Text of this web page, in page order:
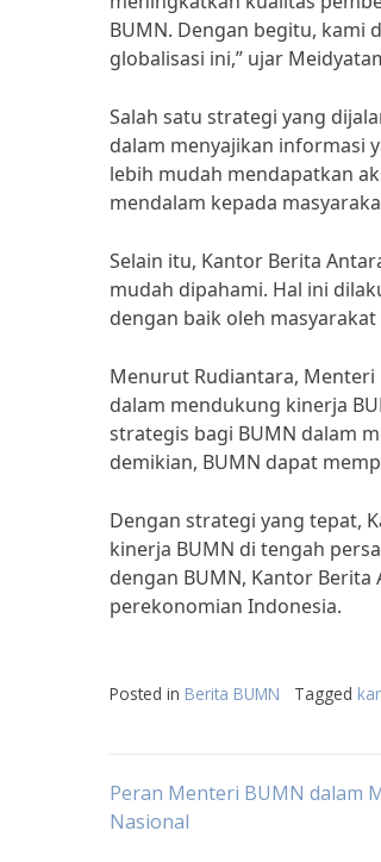
BUMN. Dengan begitu, kami
globalisasi ini,” ujar
Salah satu strategi yang
dalam menyajikan informasi
lebih mudah mendapatkan
mendalam kepada
Selain itu, Kantor Berita
mudah dipahami. Hal ini
dengan baik oleh
Menurut Rudiantara,
dalam mendukung kinerja
strategis bagi BUMN dalam
demikian, BUMN dapat
Dengan strategi yang tepat,
kinerja BUMN di tengah
dengan BUMN, Kantor
perekonomian Indonesia.
Posted in Berita BUMN Tagged
Post
Peran Menteri BUMN dalam
Nasional